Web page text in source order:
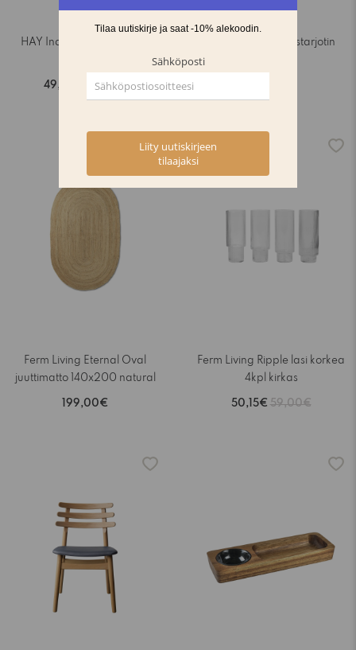
HAY Indian Steel Pitcher L
49,30€ 58,00€
Vitra Rotary kerrostarjotin
Ferm Living Eternal Oval
juuttimatto 140x200 natural
199,00€
-15%
Ferm Living Ripple lasi korkea
4kpl kirkas
50,15€ 59,00€